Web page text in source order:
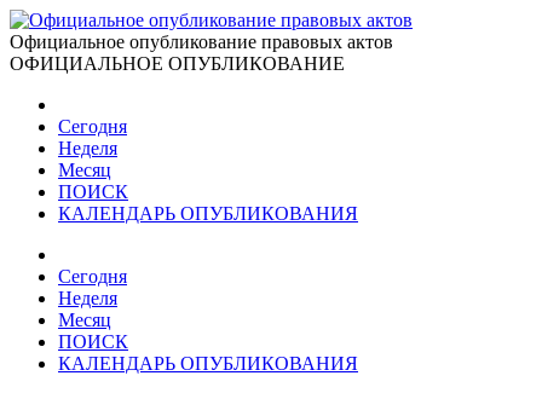
Официальное опубликование правовых актов
ОФИЦИАЛЬНОЕ ОПУБЛИКОВАНИЕ
Сегодня
Неделя
Месяц
ПОИСК
КАЛЕНДАРЬ ОПУБЛИКОВАНИЯ
Сегодня
Неделя
Месяц
ПОИСК
КАЛЕНДАРЬ ОПУБЛИКОВАНИЯ